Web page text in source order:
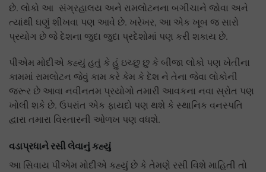
છે. લોકો આ સંગ્રહાલય અને રામલોટનના બગીચાને જોવા અને
ત્યાંથી ઘણું શીખવા પણ આવે છે. ખરેખર, આ એક ખૂબ જ સારો
પ્રયોગ છે જે દેશના જુદા જુદા પ્રદેશોમાં પણ કરી શકાય છે.
પીએમ મોદીએ કહ્યું હતું કે હું ઇચ્છુ છુ કે બીજા લોકો પણ ખેતીના
કામમાં રામલોટન જેવું કામ કરે કેમ કે દેશ ને તેના જેવા લોકોની
જરૂર છે આવા નવીનતમ પ્રયોગો તમારી આવકના નવા સ્રોત પણ
ખોલી શકે છે. ઉપરાંત એક ફાયદો પણ થશે કે સ્થાનિક વનસ્પતિ
દ્વારા તમારા વિસ્તારની ઓળખ પણ વધશે.
વડાપ્રધાને રસી લેવાનું કહ્યું
આ સિવાય પીએમ મોદીએ કહ્યું છે કે તેમણે રસી વિશે માહિતી તો